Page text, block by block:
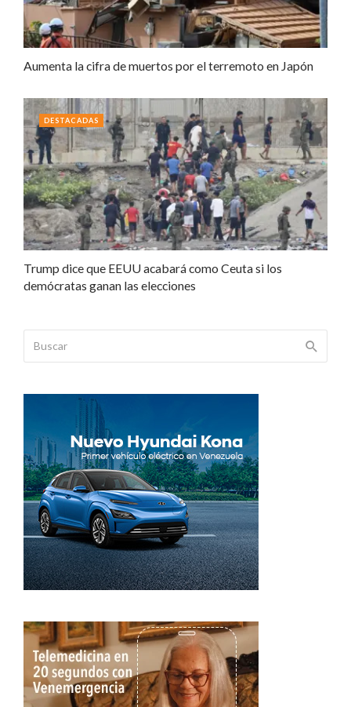
Aumenta la cifra de muertos por el terremoto en Japón
Trump dice que EEUU acabará como Ceuta si los
demócratas ganan las elecciones
DESTACADAS